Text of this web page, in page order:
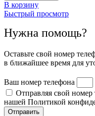
В корзину
Быстрый просмотр
Нужна помощь?
Оставьте свой номер
в ближайшее время для
Ваш номер телефона
Отправляя свой номер
нашей Политикой
Отправить